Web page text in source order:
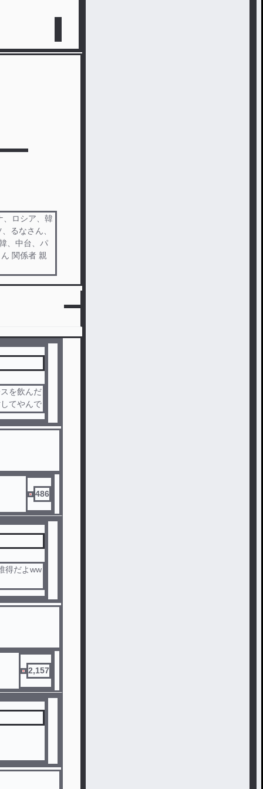
、ロシア、韓
るなさん、
、中台、パ
関係者 親
を飲んだ
てやんで
486
得だよww
2,157